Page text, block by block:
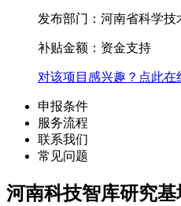
发布部门：河南省科学技
补贴金额： 资金支持
对该项目感兴趣？点此在
申报条件
服务流程
联系我们
常见问题
河南科技智库研究基